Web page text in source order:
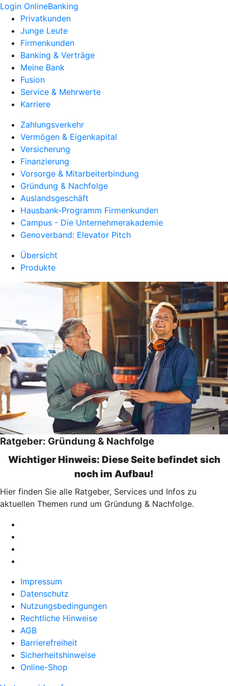
Login OnlineBanking
Privatkunden
Junge Leute
Firmenkunden
Banking & Verträge
Meine Bank
Fusion
Service & Mehrwerte
Karriere
Zahlungsverkehr
Vermögen & Eigenkapital
Versicherung
Finanzierung
Vorsorge & Mitarbeiterbindung
Gründung & Nachfolge
Auslandsgeschäft
Hausbank-Programm Firmenkunden
Campus - Die Unternehmerakademie
Genoverband: Elevator Pitch
Übersicht
Produkte
Ratgeber: Gründung & Nachfolge
Wichtiger Hinweis: Diese Seite befindet sich
noch im Aufbau!
Hier finden Sie alle Ratgeber, Services und Infos zu
aktuellen Themen rund um Gründung & Nachfolge.
Impressum
Datenschutz
Nutzungsbedingungen
Rechtliche Hinweise
AGB
Barrierefreiheit
Sicherheitshinweise
Online-Shop